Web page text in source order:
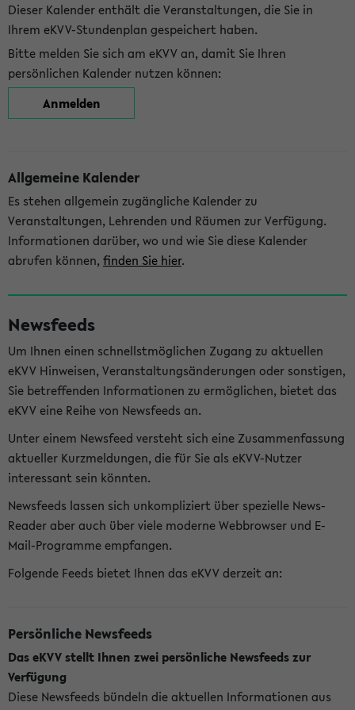
Dieser Kalender enthält die Veranstaltungen, die Sie in
Ihrem eKVV-Stundenplan gespeichert haben.
Bitte melden Sie sich am eKVV an, damit Sie Ihren
persönlichen Kalender nutzen können:
Anmelden
Allgemeine Kalender
Es stehen allgemein zugängliche Kalender zu
Veranstaltungen, Lehrenden und Räumen zur Verfügung.
Informationen darüber, wo und wie Sie diese Kalender
abrufen können, finden Sie hier.
Newsfeeds
Um Ihnen einen schnellstmöglichen Zugang zu aktuellen
eKVV Hinweisen, Veranstaltungsänderungen oder sonstigen,
Sie betreffenden Informationen zu ermöglichen, bietet das
eKVV eine Reihe von Newsfeeds an.
Unter einem Newsfeed versteht sich eine Zusammenfassung
aktueller Kurzmeldungen, die für Sie als eKVV-Nutzer
interessant sein könnten.
Newsfeeds lassen sich unkompliziert über spezielle News-
Reader aber auch über viele moderne Webbrowser und E-
Mail-Programme empfangen.
Folgende Feeds bietet Ihnen das eKVV derzeit an:
Persönliche Newsfeeds
Das eKVV stellt Ihnen zwei persönliche Newsfeeds zur
Verfügung
Diese Newsfeeds bündeln die aktuellen Informationen aus